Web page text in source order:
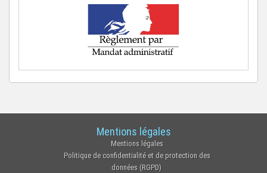
Mentions légales
Mentions légales
Politique de confidentialité et de protection des
données (RGPD)